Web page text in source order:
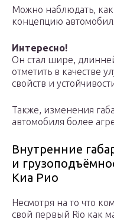
Можно наблюдать,
концепцию
Интересно!
Он стал шире,
отметить в качестве
свойств и
Также, изменения
автомобиля более
Внутренние
и
Киа Рио
Несмотря на то что
свой первый Rio как